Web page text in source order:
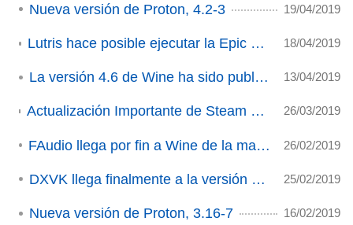
Nueva versión de Proton, 4.2-3 19/04/2019
Lutris hace posible ejecutar la Epic Games Store gracias a Wine 18/04/2019
La versión 4.6 de Wine ha sido publicada 13/04/2019
Actualización Importante de Steam Play: Proton alcanza la versión 4.2 (ACTUALIZADO) 26/03/2019
FAudio llega por fin a Wine de la mano de Ethan Lee 26/02/2019
DXVK llega finalmente a la versión 1.0. 25/02/2019
Nueva versión de Proton, 3.16-7 16/02/2019